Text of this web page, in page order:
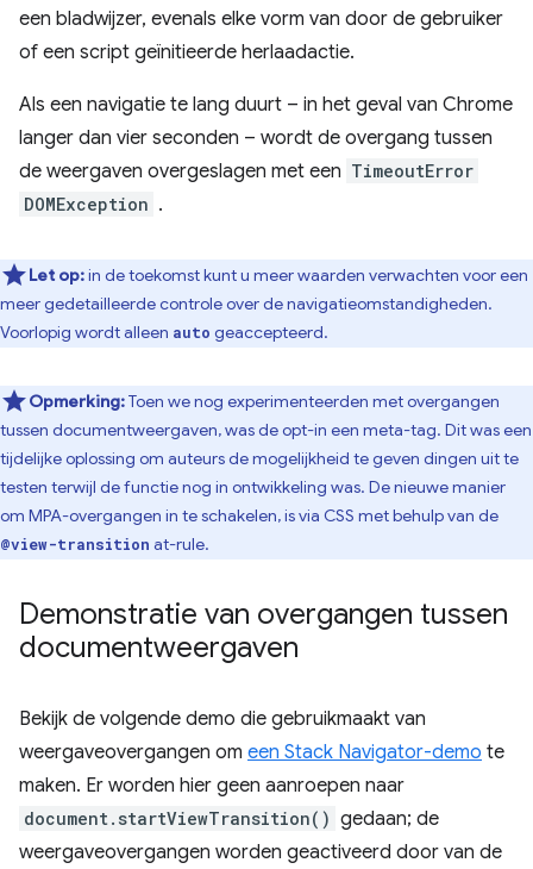
een bladwijzer, evenals elke vorm van door de gebruiker
of een script geïnitieerde herlaadactie.
Als een navigatie te lang duurt – in het geval van Chrome
langer dan vier seconden – wordt de overgang tussen
de weergaven overgeslagen met een TimeoutError
DOMException .
Let op:in de toekomst kunt u meer waarden verwachten voor een
meer gedetailleerde controle over de navigatieomstandigheden.
Voorlopig wordt alleen auto geaccepteerd.
Opmerking:Toen we nog experimenteerden met overgangen
tussen documentweergaven, was de opt-in een meta-tag. Dit was een
tijdelijke oplossing om auteurs de mogelijkheid te geven dingen uit te
testen terwijl de functie nog in ontwikkeling was. De nieuwe manier
om MPA-overgangen in te schakelen, is via CSS met behulp van de
@view-transition at-rule.
Demonstratie van overgangen tussen
documentweergaven
Bekijk de volgende demo die gebruikmaakt van
weergaveovergangen om een ​​Stack Navigator-demo te
maken. Er worden hier geen aanroepen naar
document.startViewTransition() gedaan; de
weergaveovergangen worden geactiveerd door van de